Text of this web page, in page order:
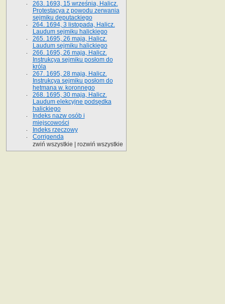
263. 1693, 15 września, Halicz.
Protestacya z powodu zerwania
sejmiku deputackiego
264. 1694, 3 listopada, Halicz.
Laudum sejmiku halickiego
265. 1695, 26 maja, Halicz.
Laudum sejmiku halickiego
266. 1695, 26 maja, Halicz.
Instrukcya sejmiku posłom do
króla
267. 1695, 28 maja, Halicz.
Instrukcya sejmiku posłom do
hetmana w. koronnego
268. 1695, 30 maja, Halicz.
Laudum elekcyjne podsędka
halickiego
Indeks nazw osób i
miejscowości
Indeks rzeczowy
Corrigenda
zwiń wszystkie
rozwiń wszystkie